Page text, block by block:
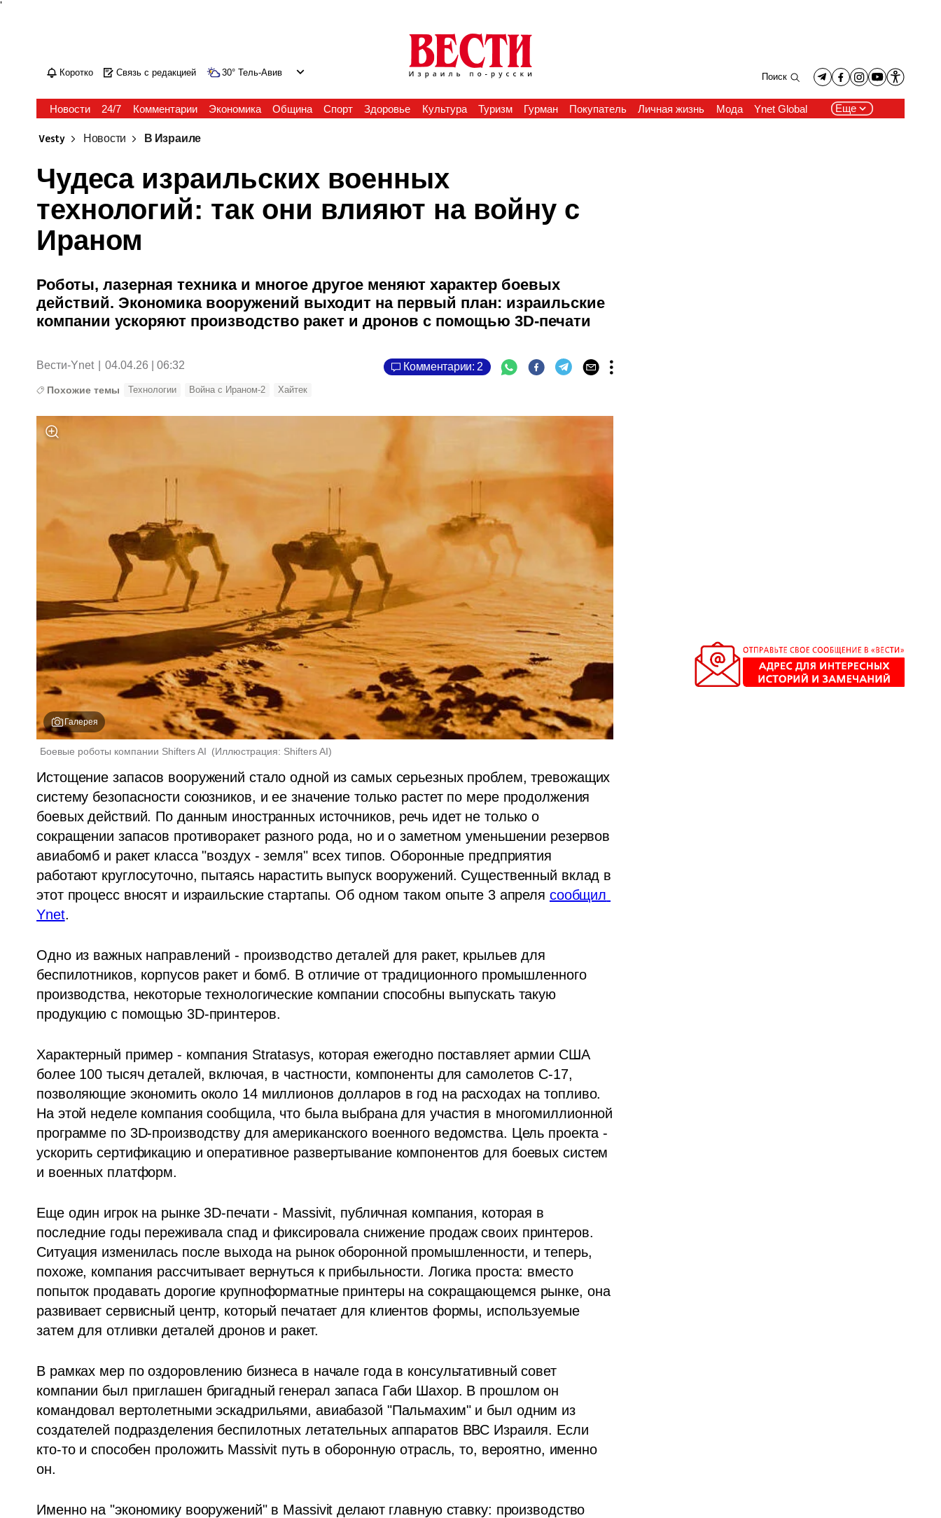
'
Коротко Связь с редакцией 30° Тель-Авив Поиск
Новости 24/7 Комментарии Экономика Община Спорт Здоровье Культура Туризм Гурман Покупатель Личная жизнь Мода Ynet Global Еще
Vesty Новости В Израиле
Чудеса израильских военных
технологий: так они влияют на войну с
Ираном
Роботы, лазерная техника и многое другое меняют характер боевых
действий. Экономика вооружений выходит на первый план: израильские
компании ускоряют производство ракет и дронов с помощью 3D-печати
Вести-Ynet 04.04.26 | 06:32 Комментарии: 2
Похожие темы Технологии Война с Ираном-2 Хайтек
Галерея
Боевые роботы компании Shifters AI (Иллюстрация: Shifters AI)
Истощение запасов вооружений стало одной из самых серьезных проблем, тревожащих
систему безопасности союзников, и ее значение только растет по мере продолжения
боевых действий. По данным иностранных источников, речь идет не только о
сокращении запасов противоракет разного рода, но и о заметном уменьшении резервов
авиабомб и ракет класса "воздух - земля" всех типов. Оборонные предприятия
работают круглосуточно, пытаясь нарастить выпуск вооружений. Существенный вклад в
этот процесс вносят и израильские стартапы. Об одном таком опыте 3 апреля сообщил
Ynet.
Одно из важных направлений - производство деталей для ракет, крыльев для
беспилотников, корпусов ракет и бомб. В отличие от традиционного промышленного
производства, некоторые технологические компании способны выпускать такую
продукцию с помощью 3D-принтеров.
Характерный пример - компания Stratasys, которая ежегодно поставляет армии США
более 100 тысяч деталей, включая, в частности, компоненты для самолетов C-17,
позволяющие экономить около 14 миллионов долларов в год на расходах на топливо.
На этой неделе компания сообщила, что была выбрана для участия в многомиллионной
программе по 3D-производству для американского военного ведомства. Цель проекта -
ускорить сертификацию и оперативное развертывание компонентов для боевых систем
и военных платформ.
Еще один игрок на рынке 3D-печати - Massivit, публичная компания, которая в
последние годы переживала спад и фиксировала снижение продаж своих принтеров.
Ситуация изменилась после выхода на рынок оборонной промышленности, и теперь,
похоже, компания рассчитывает вернуться к прибыльности. Логика проста: вместо
попыток продавать дорогие крупноформатные принтеры на сокращающемся рынке, она
развивает сервисный центр, который печатает для клиентов формы, используемые
затем для отливки деталей дронов и ракет.
В рамках мер по оздоровлению бизнеса в начале года в консультативный совет
компании был приглашен бригадный генерал запаса Габи Шахор. В прошлом он
командовал вертолетными эскадрильями, авиабазой "Пальмахим" и был одним из
создателей подразделения беспилотных летательных аппаратов ВВС Израиля. Если
кто-то и способен проложить Massivit путь в оборонную отрасль, то, вероятно, именно
он.
Именно на "экономику вооружений" в Massivit делают главную ставку: производство